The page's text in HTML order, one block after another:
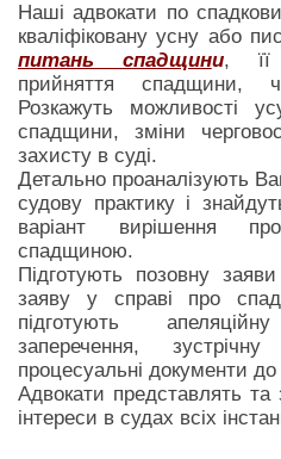
Наші адвокати по
кваліфіковану усну або
питань спадщини, її
прийняття спадщини,
Розкажуть можливості
спадщини, зміни
захисту в суді.
Детально проаналізують
судову практику і
варіант вирішення
спадщиною.
Підготують позовну
заяву у справі про
підготують
заперечення,
процесуальні документи до
Адвокати представлять
інтереси в судах всіх